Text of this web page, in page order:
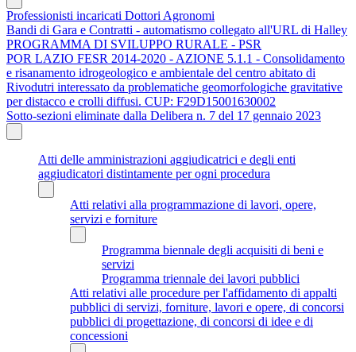
Professionisti incaricati Dottori Agronomi
Bandi di Gara e Contratti - automatismo collegato all'URL di Halley
PROGRAMMA DI SVILUPPO RURALE - PSR
POR LAZIO FESR 2014-2020 - AZIONE 5.1.1 - Consolidamento
e risanamento idrogeologico e ambientale del centro abitato di
Rivodutri interessato da problematiche geomorfologiche gravitative
per distacco e crolli diffusi. CUP: F29D15001630002
Sotto-sezioni eliminate dalla Delibera n. 7 del 17 gennaio 2023
Atti delle amministrazioni aggiudicatrici e degli enti
aggiudicatori distintamente per ogni procedura
Atti relativi alla programmazione di lavori, opere,
servizi e forniture
Programma biennale degli acquisiti di beni e
servizi
Programma triennale dei lavori pubblici
Atti relativi alle procedure per l'affidamento di appalti
pubblici di servizi, forniture, lavori e opere, di concorsi
pubblici di progettazione, di concorsi di idee e di
concessioni